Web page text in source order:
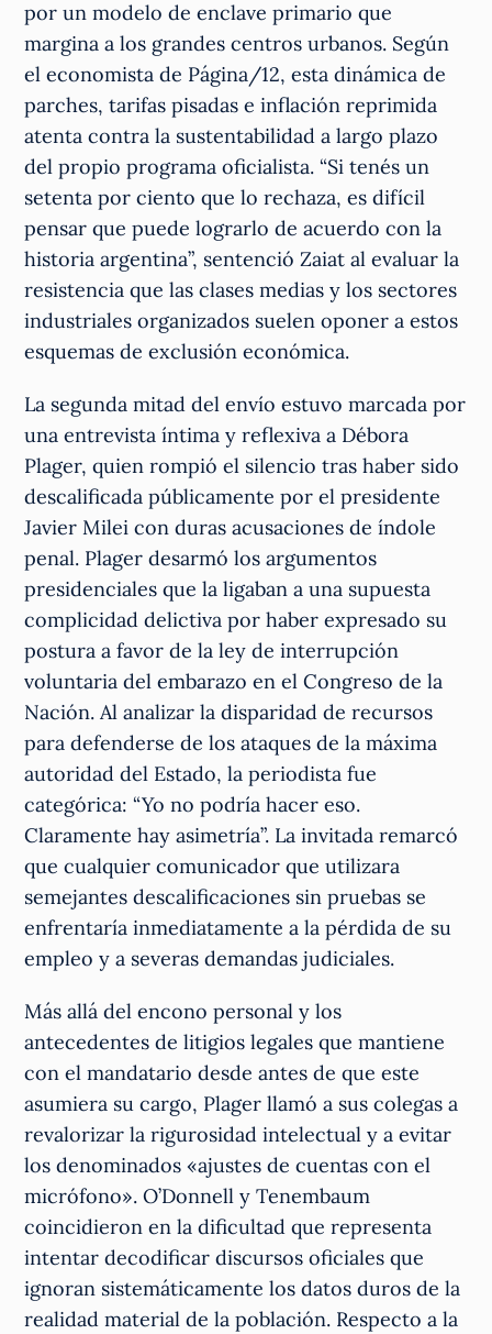
por un modelo de enclave primario que
margina a los grandes centros urbanos. Según
el economista de Página/12, esta dinámica de
parches, tarifas pisadas e inflación reprimida
atenta contra la sustentabilidad a largo plazo
del propio programa oficialista. “Si tenés un
setenta por ciento que lo rechaza, es difícil
pensar que puede lograrlo de acuerdo con la
historia argentina”, sentenció Zaiat al evaluar la
resistencia que las clases medias y los sectores
industriales organizados suelen oponer a estos
esquemas de exclusión económica.
La segunda mitad del envío estuvo marcada por
una entrevista íntima y reflexiva a Débora
Plager, quien rompió el silencio tras haber sido
descalificada públicamente por el presidente
Javier Milei con duras acusaciones de índole
penal. Plager desarmó los argumentos
presidenciales que la ligaban a una supuesta
complicidad delictiva por haber expresado su
postura a favor de la ley de interrupción
voluntaria del embarazo en el Congreso de la
Nación. Al analizar la disparidad de recursos
para defenderse de los ataques de la máxima
autoridad del Estado, la periodista fue
categórica: “Yo no podría hacer eso.
Claramente hay asimetría”. La invitada remarcó
que cualquier comunicador que utilizara
semejantes descalificaciones sin pruebas se
enfrentaría inmediatamente a la pérdida de su
empleo y a severas demandas judiciales.
Más allá del encono personal y los
antecedentes de litigios legales que mantiene
con el mandatario desde antes de que este
asumiera su cargo, Plager llamó a sus colegas a
revalorizar la rigurosidad intelectual y a evitar
los denominados «ajustes de cuentas con el
micrófono». O’Donnell y Tenembaum
coincidieron en la dificultad que representa
intentar decodificar discursos oficiales que
ignoran sistemáticamente los datos duros de la
realidad material de la población. Respecto a la